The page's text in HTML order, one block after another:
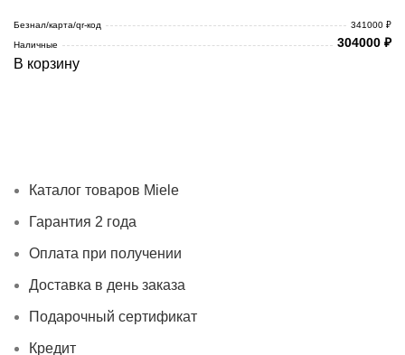
Безнал/карта/qr-код
341000 ₽
Наличные
304000 ₽
В корзину
Каталог товаров Miele
Гарантия 2 года
Оплата при получении
Доставка в день заказа
Подарочный сертификат
Кредит